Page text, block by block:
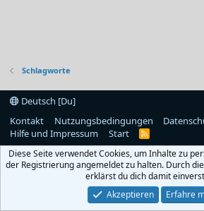
Schlagworte
Deutsch [Du]
Kontakt
Nutzungsbedingungen
Hilfe und Impressum
Start
R
S
Diese Seite verwendet Cookies, um Inhalte zu
der Registrierung angemeldet zu halten. Durch
erklärst du dich damit
Akzeptieren
Erfahre